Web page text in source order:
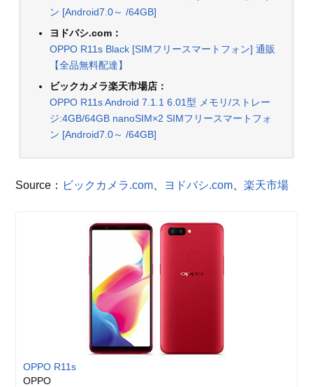
ン [Android7.0～ /64GB]
ヨドバシ.com：
OPPO R11s Black [SIMフリースマートフォン] 通販
【全品無料配達】
ビックカメラ楽天市場店：
OPPO R11s Android 7.1.1 6.01型 メモリ/ストレー
ジ:4GB/64GB nanoSIM×2 SIMフリースマートフォ
ン [Android7.0～ /64GB]
Source： ビックカメラ.com ヨドバシ.com 、楽天市場
OPPO R11s
OPPO